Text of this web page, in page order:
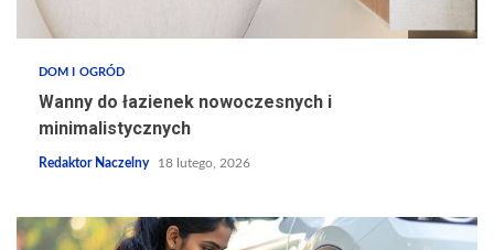
DOM I OGRÓD
Wanny do łazienek nowoczesnych i
minimalistycznych
Redaktor Naczelny 18 lutego, 2026